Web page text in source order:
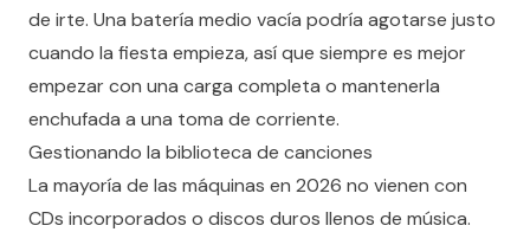
de irte. Una batería medio vacía podría agotarse justo
cuando la fiesta empieza, así que siempre es mejor
empezar con una carga completa o mantenerla
enchufada a una toma de corriente.
Gestionando la biblioteca de canciones
La mayoría de las máquinas en 2026 no vienen con
CDs incorporados o discos duros llenos de música.